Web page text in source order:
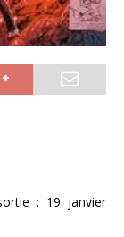
: 19 janvier